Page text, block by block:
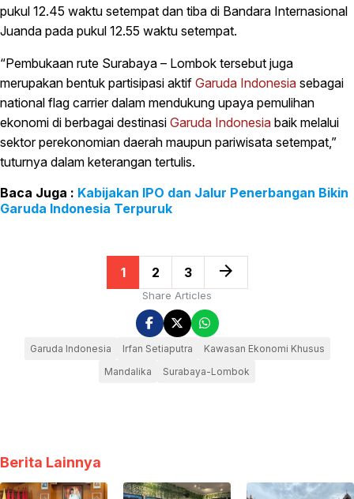
pukul 12.45 waktu setempat dan tiba di Bandara Internasional
Juanda pada pukul 12.55 waktu setempat.
“Pembukaan rute Surabaya – Lombok tersebut juga
merupakan bentuk partisipasi aktif Garuda Indonesia sebagai
national flag carrier dalam mendukung upaya pemulihan
ekonomi di berbagai destinasi Garuda Indonesia baik melalui
sektor perekonomian daerah maupun pariwisata setempat,”
tuturnya dalam keterangan tertulis.
Kabijakan IPO dan Jalur Penerbangan Bikin
Garuda Indonesia Terpuruk
1 2 3 arrow_forward
Share Articles
Garuda Indonesia Irfan Setiaputra
Kawasan Ekonomi Khusus
Mandalika
Surabaya-Lombok
Berita Lainnya